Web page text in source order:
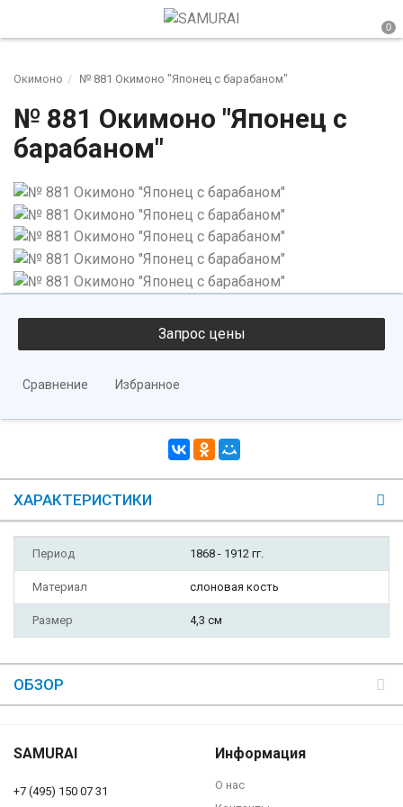
Окимоно № 881 Окимоно "Японец с барабаном"
№ 881 Окимоно "Японец с
барабаном"
Сравнение Избранное
ХАРАКТЕРИСТИКИ
Период 1868 - 1912 гг.
Материал слоновая кость
Размер 4,3 см
ОБЗОР
SAMURAI
+7 (495) 150 07 31
Информация
О нас